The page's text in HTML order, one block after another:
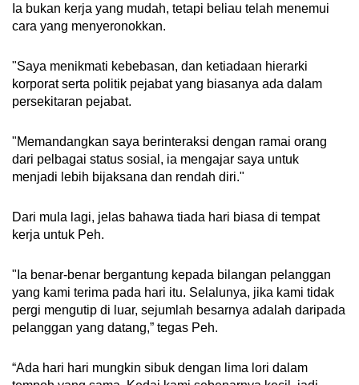
Ia bukan kerja yang mudah, tetapi beliau telah menemui
cara yang menyeronokkan.
"Saya menikmati kebebasan, dan ketiadaan hierarki
korporat serta politik pejabat yang biasanya ada dalam
persekitaran pejabat.
"Memandangkan saya berinteraksi dengan ramai orang
dari pelbagai status sosial, ia mengajar saya untuk
menjadi lebih bijaksana dan rendah diri."
Dari mula lagi, jelas bahawa tiada hari biasa di tempat
kerja untuk Peh.
"Ia benar-benar bergantung kepada bilangan pelanggan
yang kami terima pada hari itu. Selalunya, jika kami tidak
pergi mengutip di luar, sejumlah besarnya adalah daripada
pelanggan yang datang,” tegas Peh.
“Ada hari hari mungkin sibuk dengan lima lori dalam